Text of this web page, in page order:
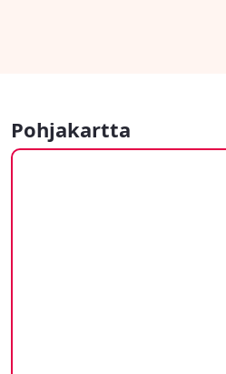
Pohjakartta